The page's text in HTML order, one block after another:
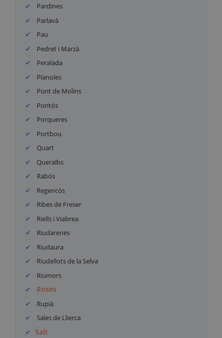
Pardines
Parlavà
Pau
Pedret i Marzà
Peralada
Planoles
Pont de Molins
Pontós
Porqueres
Portbou
Quart
Queralbs
Rabós
Regencós
Ribes de Freser
Riells i Viabrea
Riudarenes
Riudaura
Riudellots de la Selva
Riumors
Roses
Rupià
Sales de Llierca
Salt